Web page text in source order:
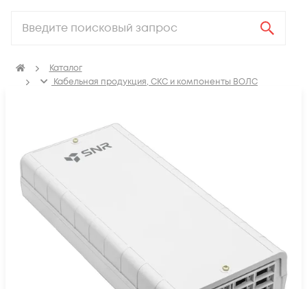
Каталог
Кабельная продукция, СКС и компоненты ВОЛС